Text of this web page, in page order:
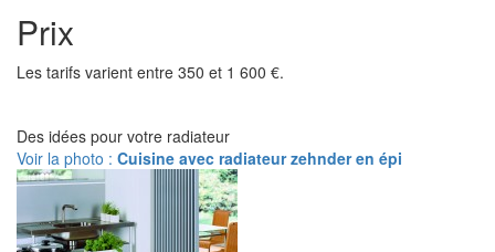
Prix
Les tarifs varient entre 350 et 1 600 €.
Des idées pour votre radiateur
Voir la photo : Cuisine avec radiateur zehnder en épi